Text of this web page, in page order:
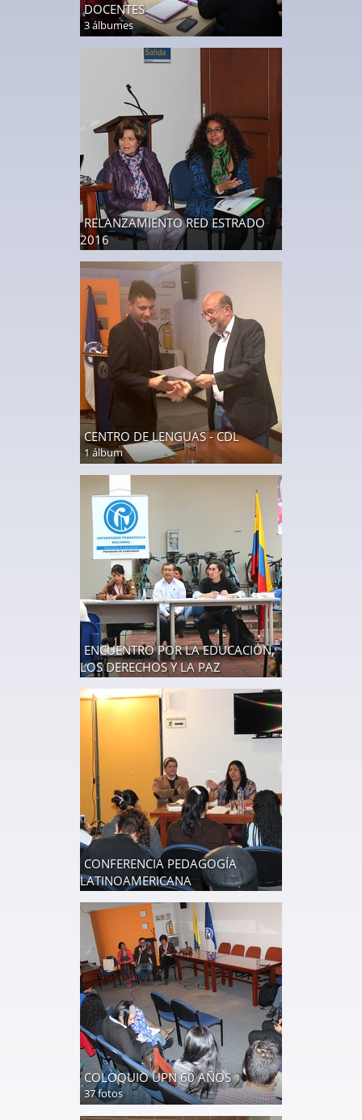
DOCENTES
3 álbumes
RELANZAMIENTO RED ESTRADO
2016
CENTRO DE LENGUAS - CDL
1 álbum
ENCUENTRO POR LA EDUCACIÓN,
LOS DERECHOS Y LA PAZ
CONFERENCIA PEDAGOGÍA
LATINOAMERICANA
COLOQUIO UPN 60 AÑOS
37 fotos